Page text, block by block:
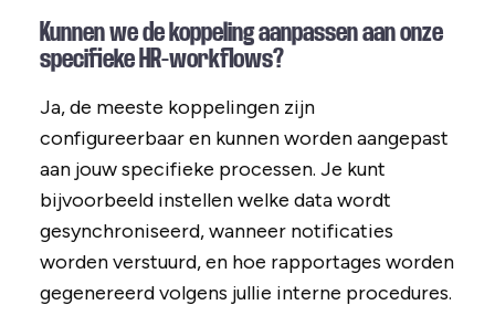
Kunnen we de koppeling aanpassen aan onze
specifieke HR-workflows?
Ja, de meeste koppelingen zijn
configureerbaar en kunnen worden aangepast
aan jouw specifieke processen. Je kunt
bijvoorbeeld instellen welke data wordt
gesynchroniseerd, wanneer notificaties
worden verstuurd, en hoe rapportages worden
gegenereerd volgens jullie interne procedures.